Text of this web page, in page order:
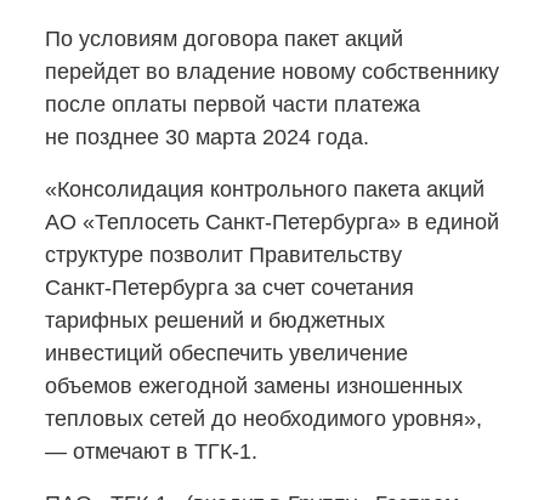
По условиям договора пакет акций
перейдет во владение новому собственнику
после оплаты первой части платежа
не позднее 30 марта 2024 года.
«Консолидация контрольного пакета акций
АО «Теплосеть Санкт-Петербурга» в единой
структуре позволит Правительству
Санкт-Петербурга за счет сочетания
тарифных решений и бюджетных
инвестиций обеспечить увеличение
объемов ежегодной замены изношенных
тепловых сетей до необходимого уровня»,
— отмечают в ТГК-1.